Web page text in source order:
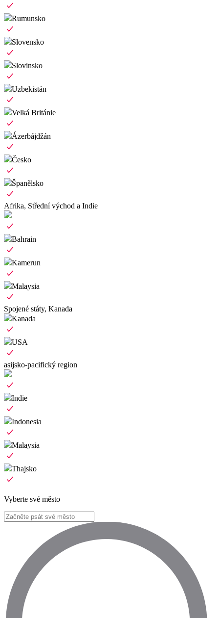
Rumunsko
Slovensko
Slovinsko
Uzbekistán
Velká Británie
Ázerbájdžán
Česko
Španělsko
Afrika, Střední východ a Indie
Bahrain
Kamerun
Malaysia
Spojené státy, Kanada
Kanada
USA
asijsko-pacifický region
Indie
Indonesia
Malaysia
Thajsko
Vyberte své město